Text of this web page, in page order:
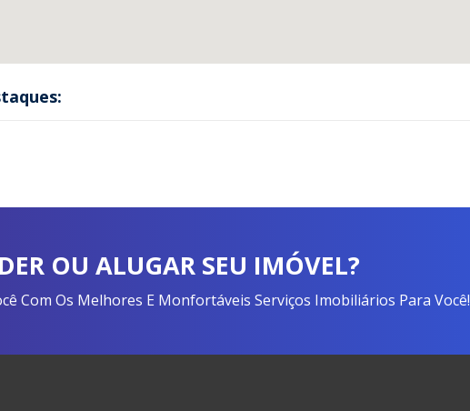
OU ALUGAR SEU IMÓVEL?
Com Os Melhores E Monfortáveis Serviços Imobiliários Para Você!